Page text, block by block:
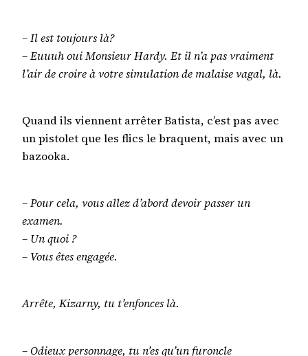
– Il est toujours là?
– Euuuh oui Monsieur Hardy. Et il n’a pas vraiment
l’air de croire à votre simulation de malaise vagal, là.
Quand ils viennent arrêter Batista, c’est pas avec
un pistolet que les flics le braquent, mais avec un
bazooka.
– Pour cela, vous allez d’abord devoir passer un
examen.
– Un quoi ?
– Vous êtes engagée.
Arrête, Kizarny, tu t’enfonces là.
– Odieux personnage, tu n’es qu’un furoncle